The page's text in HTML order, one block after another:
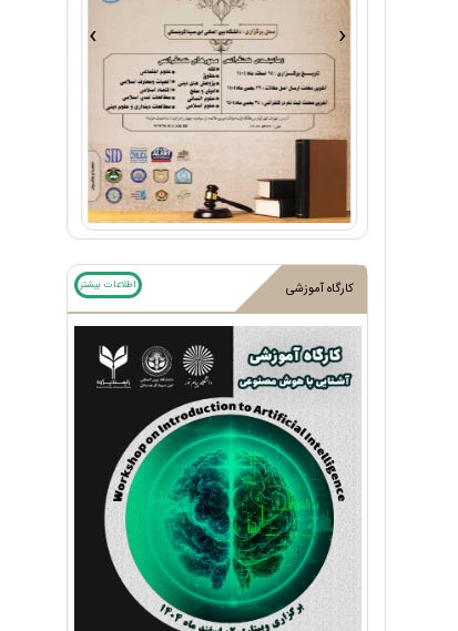
› ‹
کارگاه آموزشی اطلاعات بیشتر